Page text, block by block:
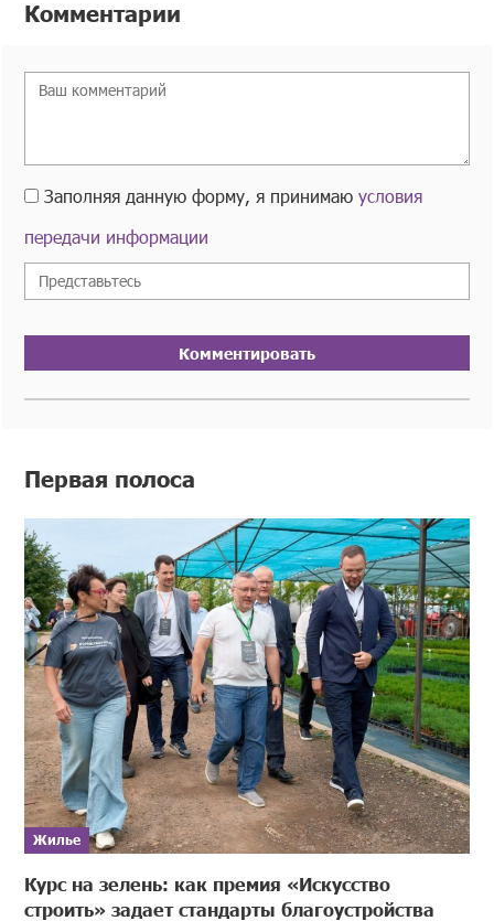
Комментарии
Заполняя данную форму, я принимаюусловия
передачи информации
Комментировать
Первая полоса
Жилье
Курс на зелень: как премия «Искусство
строить» задает стандарты благоустройства